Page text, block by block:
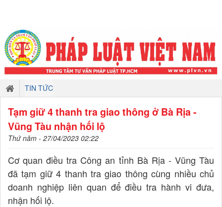
TIN TỨC
Tạm giữ 4 thanh tra giao thông ở Bà Rịa -
Vũng Tàu nhận hối lộ
Thứ năm - 27/04/2023 02:22
Cơ quan điều tra Công an tỉnh Bà Rịa - Vũng Tàu
đã tạm giữ 4 thanh tra giao thông cùng nhiều chủ
doanh nghiệp liên quan để điều tra hành vi đưa,
nhận hối lộ.